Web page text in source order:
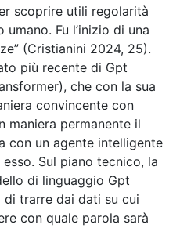
scoprire utili regolarità
Fu l’inizio di una
(Cristianini 2024, 25).
più recente di Gpt
che con la sua
convincente con
maniera permanente il
con un agente intelligente
Sul piano tecnico, la
di linguaggio Gpt
di trarre dai dati su cui
con quale parola sarà